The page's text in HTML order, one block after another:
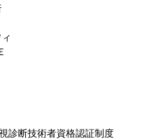
診断技術者資格認証制度